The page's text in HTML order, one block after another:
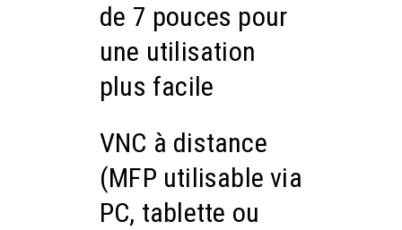
de 7 pouces pour
une utilisation
plus facile
VNC à distance
(MFP utilisable via
PC, tablette ou